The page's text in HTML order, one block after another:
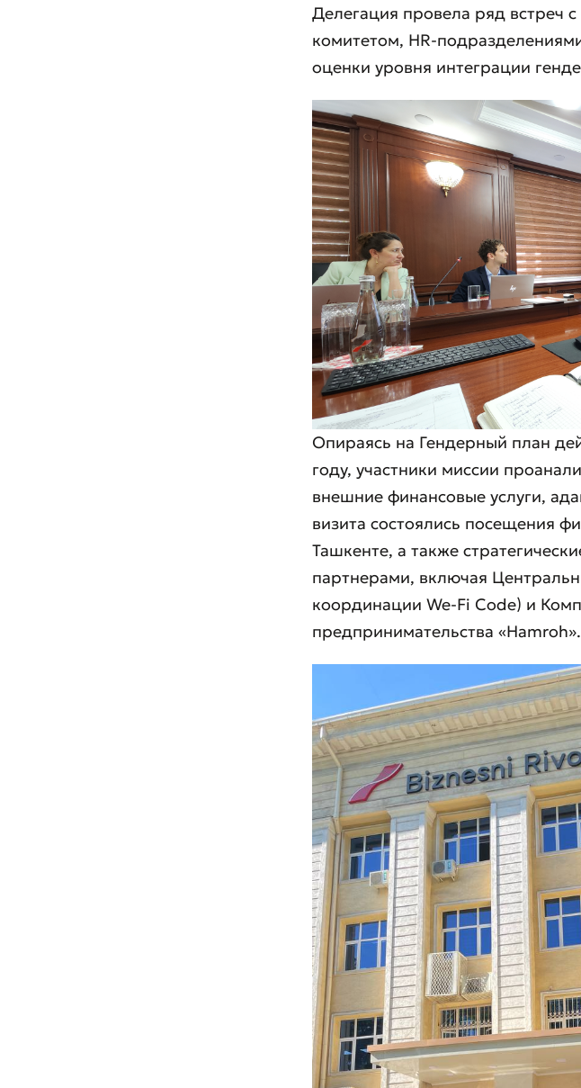
Оцените качество
Плохо
Оставить обращение
* Все поля обязательны для заполнения
Делегация провела ряд встреч
комитетом, HR-
оценки уровня интеграции
Опираясь на Гендерный план
году, участники миссии
внешние финансовые услуги,
визита состоялись посещения
Ташкенте, а также
партнерами, включая
координации We-Fi Code) и
предпринимательства «Hamroh».